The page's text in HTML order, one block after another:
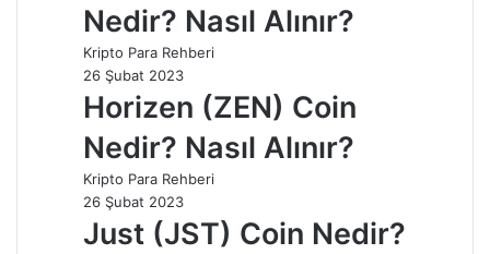
Nedir? Nasıl Alınır?
Kripto Para Rehberi
26 Şubat 2023
Horizen (ZEN) Coin
Nedir? Nasıl Alınır?
Kripto Para Rehberi
26 Şubat 2023
Just (JST) Coin Nedir?